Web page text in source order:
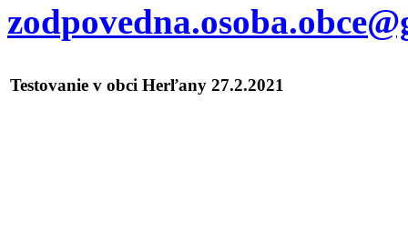
Testovanie v obci Herľany 27.2.2021